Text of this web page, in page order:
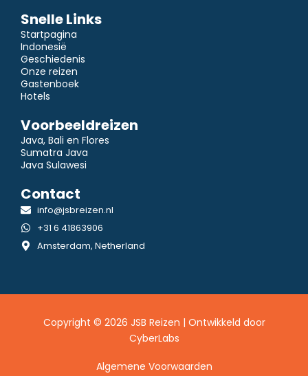
Snelle Links
Startpagina
Indonesië
Geschiedenis
Onze reizen
Gastenboek
Hotels
Voorbeeldreizen
Java, Bali en Flores
Sumatra Java
Java Sulawesi
Contact
info@jsbreizen.nl
+31 6 41863906
Amsterdam, Netherland
Copyright © 2026 JSB Reizen | Ontwikkeld door
CyberLabs
Algemene Voorwaarden